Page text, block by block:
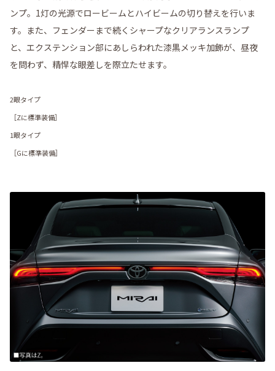
ンプ。1灯の光源でロービームとハイビームの切り替えを行いま
す。また、フェンダーまで続くシャープなクリアランスランプ
と、エクステンション部にあしらわれた漆黒メッキ加飾が、昼夜
を問わず、精悍な眼差しを際立たせます。
2眼タイプ
［Zに標準装備］
1眼タイプ
［Gに標準装備］